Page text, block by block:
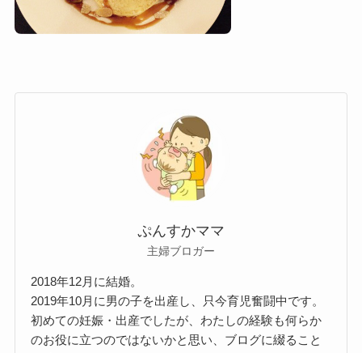
ぷんすかママ
主婦ブロガー
2018年12月に結婚。
2019年10月に男の子を出産し、只今育児奮闘中です。
初めての妊娠・出産でしたが、わたしの経験も何らか
のお役に立つのではないかと思い、ブログに綴ること